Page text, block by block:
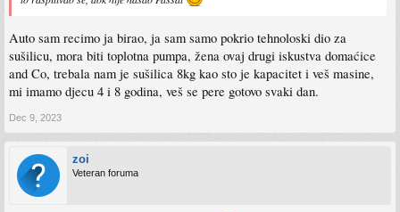
Auto sam recimo ja birao, ja sam samo pokrio tehnoloski dio za
sušilicu, mora biti toplotna pumpa, žena ovaj drugi iskustva domaćice
and Co, trebala nam je sušilica 8kg kao sto je kapacitet i veš masine,
mi imamo djecu 4 i 8 godina, veš se pere gotovo svaki dan.
Dec 9, 2023
zoi
Veteran foruma